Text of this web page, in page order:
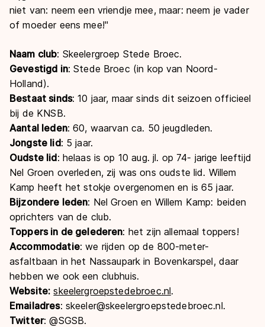
niet van: neem een vriendje mee, maar: neem je vader
of moeder eens mee!"
Naam club: Skeelergroep Stede Broec.
Gevestigd in: Stede Broec (in kop van Noord-
Holland).
Bestaat sinds: 10 jaar, maar sinds dit seizoen officieel
bij de KNSB.
Aantal leden: 60, waarvan ca. 50 jeugdleden.
Jongste lid: 5 jaar.
Oudste lid: helaas is op 10 aug. jl. op 74- jarige leeftijd
Nel Groen overleden, zij was ons oudste lid. Willem
Kamp heeft het stokje overgenomen en is 65 jaar.
Bijzondere leden: Nel Groen en Willem Kamp: beiden
oprichters van de club.
Toppers in de gelederen: het zijn allemaal toppers!
Accommodatie: we rijden op de 800-meter-
asfaltbaan in het Nassaupark in Bovenkarspel, daar
hebben we ook een clubhuis.
Website: skeelergroepstedebroec.nl.
Emailadres: skeeler@skeelergroepstedebroec.nl.
Twitter: @SGSB.